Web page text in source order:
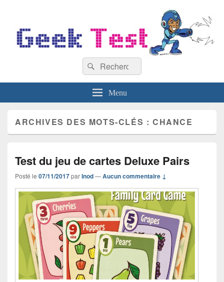
Recherche :
Rechercher
Menu
ARCHIVES DES MOTS-CLÉS :CHANCE
Test du jeu de cartes Deluxe Pairs
Posté le 07/11/2017parInod—Aucun commentaire ↓